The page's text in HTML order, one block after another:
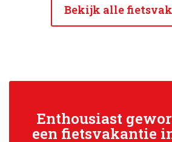
Bekijk alle
Enthousiast
een fietsvakantie